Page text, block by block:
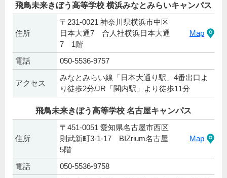
飛鳥未来きぼう高等学校 横浜みなとみらいキャンパス
住所
〒231-0021 神奈川県横浜市中区
日本大通7 合人社横浜日本大通
7 1階
Map
電話 050-5536-9757
アクセス
みなとみらい線「日本大通り駅」4番出口よ
り徒歩2分/JR「関内駅」より徒歩11分
飛鳥未来きぼう高等学校 名古屋キャンパス
住所
〒451-0051 愛知県名古屋市西区
則武新町3-1-17 BIZrium名古屋
5階
Map
電話 050-5536-9758